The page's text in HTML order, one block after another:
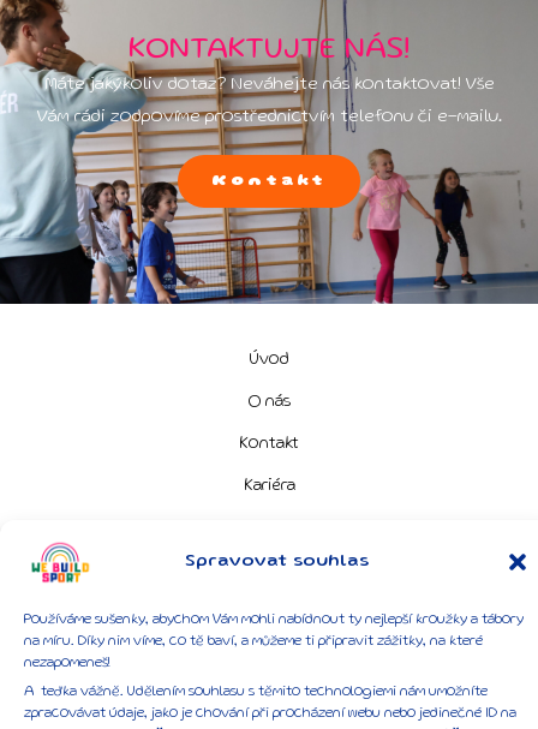
Spravovat souhlas
Používáme sušenky, abychom Vám mohli nabídnout ty nejlepší kroužky a tábory
na míru. Díky nim víme, co tě baví, a můžeme ti připravit zážitky, na které
nezapomeneš!
A teďka vážně. Udělením souhlasu s těmito technologiemi nám umožníte
zpracovávat údaje, jako je chování při procházení webu nebo jedinečné ID na
KONTAKTUJTE NÁS!
Máte jakýkoliv dotaz? Neváhejte nás kontaktovat! Vše
Vám rádi zodpovíme prostřednictvím telefonu či e-mailu.
Kontakt
Úvod
O nás
Kontakt
Kariéra
GDPR a všeobecné podmínky